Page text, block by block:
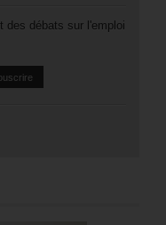
des débats sur l'emploi